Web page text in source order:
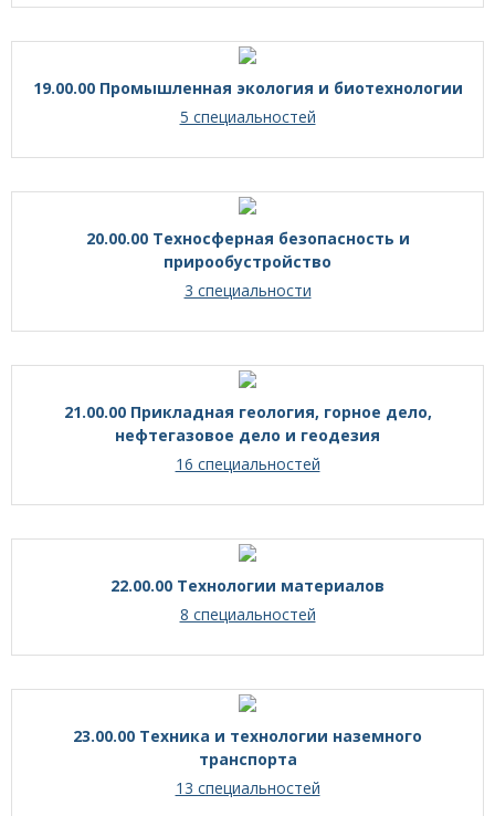
19.00.00 Промышленная экология и биотехнологии
5 специальностей
20.00.00 Техносферная безопасность и
прирообустройство
3 специальности
21.00.00 Прикладная геология, горное дело,
нефтегазовое дело и геодезия
16 специальностей
22.00.00 Технологии материалов
8 специальностей
23.00.00 Техника и технологии наземного
транспорта
13 специальностей